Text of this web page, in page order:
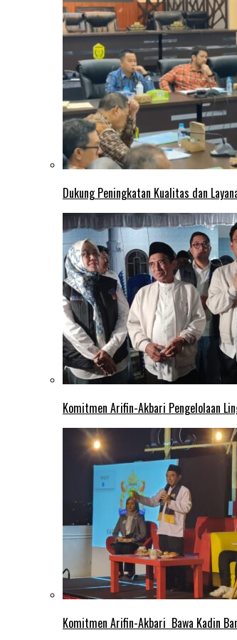
Dukung Peningkatan Kualitas dan
Komitmen Arifin-Akbari Pengelolaan
Komitmen Arifin-Akbari Bawa Kadin